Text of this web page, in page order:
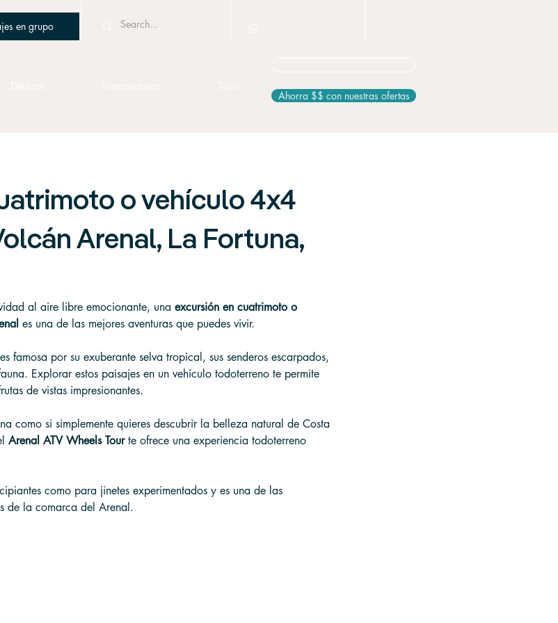
en grupo
Ahorra $$ con nuestras ofertas
o vehículo 4x4
Arenal, La Fortuna,
al aire libre emocionante, una excursión en cuatrimoto o
es una de las mejores aventuras que puedes vivir.
famosa por su exuberante selva tropical, sus senderos escarpados,
Explorar estos paisajes en un vehículo todoterreno te permite
de vistas impresionantes.
como si simplemente quieres descubrir la belleza natural de Costa
Arenal ATV Wheels Tour te ofrece una experiencia todoterreno
como para jinetes experimentados y es una de las
de la comarca del Arenal.